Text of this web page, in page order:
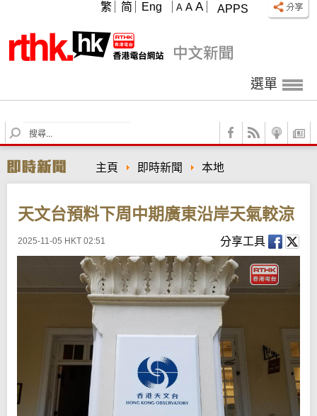
APPS
A A A
繁 简 Eng
選單
S
e
r
c
主頁 即時新聞 本地
天文台預料下周中期廣東沿岸天氣較涼
2025-11-05 HKT 02:51 分享工具